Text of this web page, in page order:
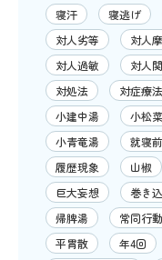
寝汗
寝逃げ
対人劣等
対人
対人過敏
対人
対処法
対症療法
小建中湯
小松菜
小青竜湯
就寝前
履歴現象
山椒
巨大妄想
巻き
帰脾湯
常同行動
平胃散
年4回